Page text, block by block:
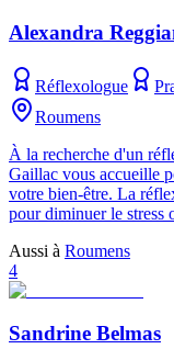
Alexandra
Réflexologue
Roumens
À la recherche d'un
Gaillac vous accueille
votre bien-être. La
pour diminuer le stress
Aussi à Roumens
4
Sandrine Belmas